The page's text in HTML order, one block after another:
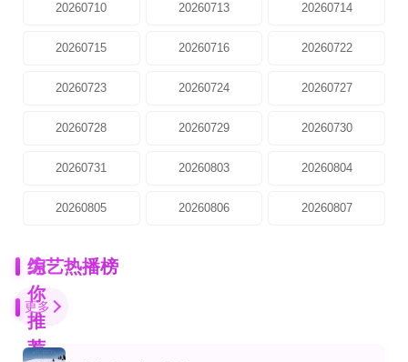
20260710 20260713 20260714
20260715 20260716 20260722
20260723 20260724 20260727
20260728 20260729 20260730
20260731 20260803 20260804
20260805 20260806 20260807
为
你
推
荐
综艺热播榜
更多